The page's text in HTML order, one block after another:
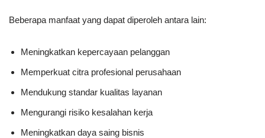
Beberapa manfaat yang dapat diperoleh antara lain:
Meningkatkan kepercayaan pelanggan
Memperkuat citra profesional perusahaan
Mendukung standar kualitas layanan
Mengurangi risiko kesalahan kerja
Meningkatkan daya saing bisnis